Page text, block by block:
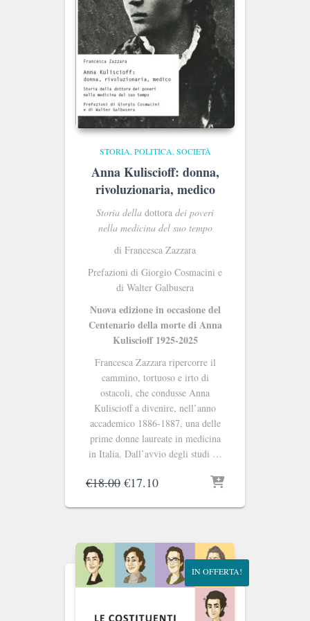
STORIA, POLITICA, SOCIETÀ
Anna Kuliscioff: donna,
rivoluzionaria, medico
Storia della dottora dei poveri
nella medicina del suo tempo
di Francesca Zazzara
Prefazioni di Giorgio Cosmacini e
di Walter Galbusera
Nuova edizione in occasione del
Centenario della morte di Anna
Kuliscioff 1925-2025
Francesca Zazzara ripercorre il
cammino, tortuoso e irto di
ostacoli, che condusse Anna
Kuliscioff a divenire, nell’anno
accademico 1886-1887, una delle
prime donne laureate in medicina
in Italia. Dall’avvio degli studi …
€18.00 Il
originale
€18.00.
€17.10Il
attuale
€17.10.
IN OFFERTA!